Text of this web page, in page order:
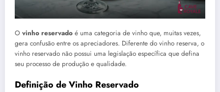
O vinho reservado é uma categoria de vinho que, muitas vezes,
gera confusão entre os apreciadores. Diferente do vinho reserva, o
vinho reservado não possui uma legislação específica que defina
seu processo de produção e qualidade.
Definição de Vinho Reservado